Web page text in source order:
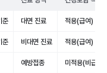
대면 진료 적용(급여)
비대면 진료 적용(급여)
예방접종 미적용(비급여)